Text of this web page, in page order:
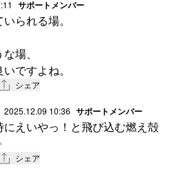
サポートメンバー
られる場。
場、
ですよね。
シェア
2025.12.09 10:36 サポートメンバー
えいやっ！と飛び込む燃え殻
シェア